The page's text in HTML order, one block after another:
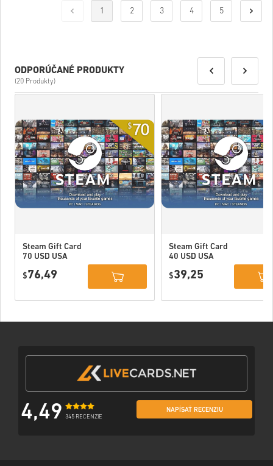
1 2 3 4 5
ODPORÚČANÉ PRODUKTY
(20 Produkty)
Steam Gift Card
70 USD USA
$76,49
Steam Gift Card
40 USD USA
$39,25
4,49 345 RECENZIE
NAPÍSAŤ RECENZIU